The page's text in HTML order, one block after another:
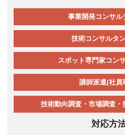
事業開発コンサル
技術コンサルタ
スポット専門家コン
講師派遣(社員
技術動向調査・市場調査・
対応方